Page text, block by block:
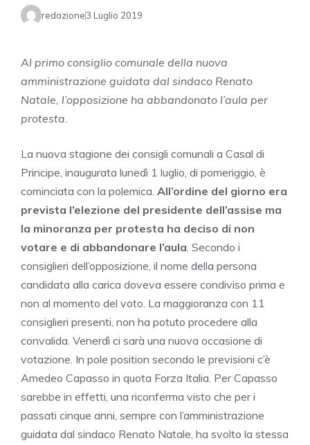
redazione3 Luglio 2019
Al primo consiglio comunale della nuova
amministrazione guidata dal sindaco Renato
Natale, l’opposizione ha abbandonato l’aula per
protesta.
La nuova stagione dei consigli comunali a Casal di
Principe, inaugurata lunedì 1 luglio, di pomeriggio, è
cominciata con la polemica. All’ordine del giorno era
prevista l’elezione del presidente dell’assise ma
la minoranza per protesta ha deciso di non
votare e di abbandonare l’aula. Secondo i
consiglieri dell’opposizione, il nome della persona
candidata alla carica doveva essere condiviso prima e
non al momento del voto. La maggioranza con 11
consiglieri presenti, non ha potuto procedere alla
convalida. Venerdì ci sarà una nuova occasione di
votazione. In pole position secondo le previsioni c’è
Amedeo Capasso in quota Forza Italia. Per Capasso
sarebbe in effetti, una riconferma visto che per i
passati cinque anni, sempre con l’amministrazione
guidata dal sindaco Renato Natale, ha svolto la stessa